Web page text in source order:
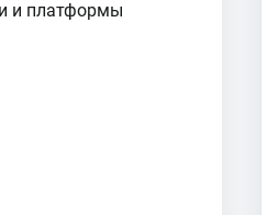
и платформы